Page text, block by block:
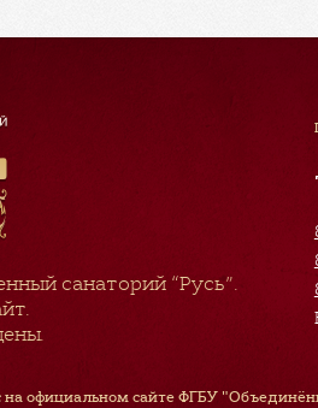
санаторий “Русь”.
официальном сайте ФГБУ